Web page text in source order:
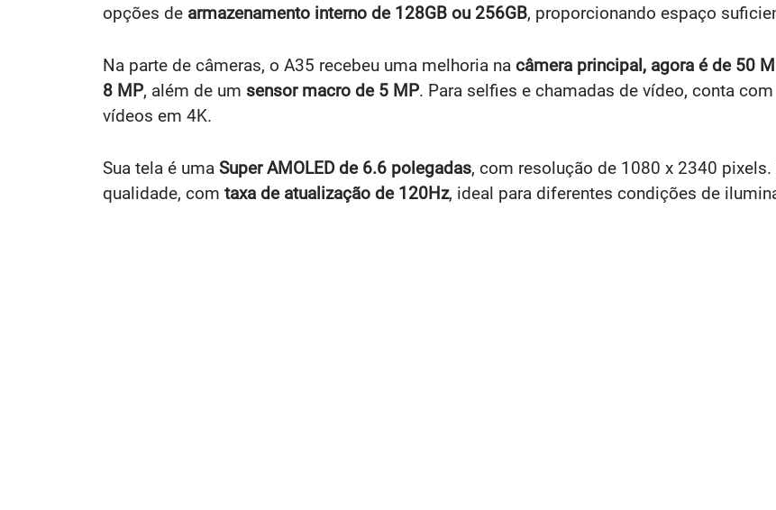
opções de armazenamento interno de 128GB ou 256GB, proporcionando espaço
Na parte de câmeras, o A35 recebeu uma melhoria na câmera principal, agora é de 50
8 MP, além de um sensor macro de 5 MP. Para selfies e chamadas de vídeo, conta
vídeos em 4K.
Sua tela é uma Super AMOLED de 6.6 polegadas, com resolução de 1080 x 2340
qualidade, com taxa de atualização de 120Hz, ideal para diferentes condições de